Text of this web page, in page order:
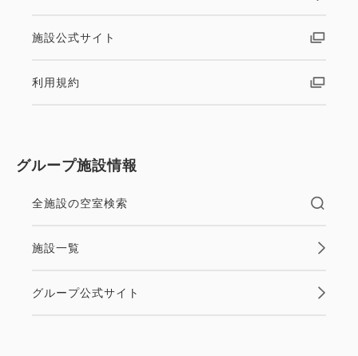
施設公式サイト
利用規約
グループ施設情報
全施設の空室検索
施設一覧
グループ公式サイト